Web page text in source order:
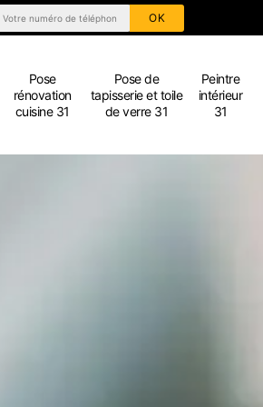
Pose
rénovation
cuisine 31
Pose de
tapisserie et toile
de verre 31
Peintre
intérieur
31